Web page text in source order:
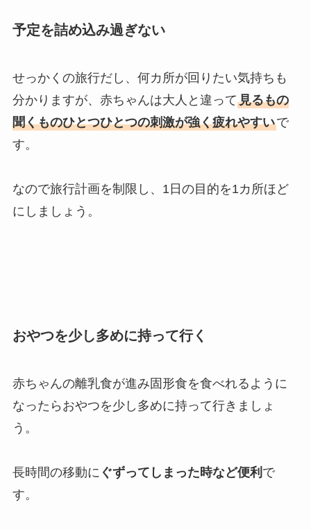
予定を詰め込み過ぎない
せっかくの旅行だし、何カ所が回りたい気持ちも
分かりますが、赤ちゃんは大人と違って見るもの
聞くものひとつひとつの刺激が強く疲れやすいで
す。
なので旅行計画を制限し、1日の目的を1カ所ほど
にしましょう。
おやつを少し多めに持って行く
赤ちゃんの離乳食が進み固形食を食べれるように
なったらおやつを少し多めに持って行きましょ
う。
長時間の移動に ぐずってしまった時など便利 で
す。